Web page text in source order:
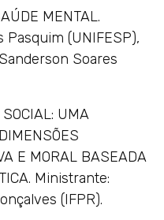
MENTAL.
(UNIFESP),
Soares
UMA
E MORAL BASEADA
Ministrante:
(IFPR).